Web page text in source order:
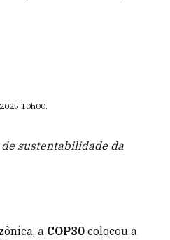
10h00.
sustentabilidade da
a COP30 colocou a